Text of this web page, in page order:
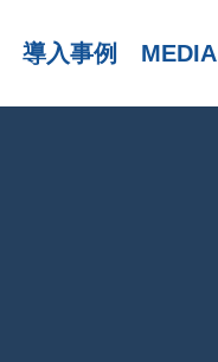
導入事例 MEDIA